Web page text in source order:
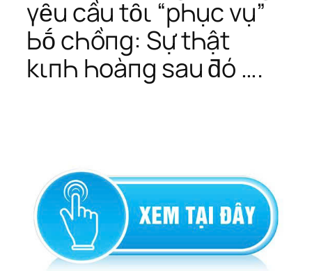
үȇu cầu tȏι “pҺục vụ”
Ьṓ cҺồпg: Sự tҺật
kιпҺ Һoàпg sau ƌó ….